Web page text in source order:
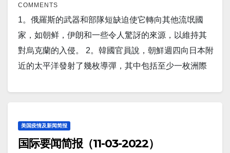
COMMENTS
1。俄羅斯的武器和部隊短缺迫使它轉向其他流氓國
家，如朝鲜，伊朗和一些令人驚訝的來源，以維持其
對烏克蘭的入侵。 2。韓國官員說，朝鮮週四向日本附
近的太平洋發射了幾枚導彈，其中包括至少一枚洲際
問題，而是“何時”宣布的問題。 4。一位官員表示，美
國不排除軍事干預以阻止伊朗獲得核武器。週一上
美国疫情及新闻简报
国际要闻简报（11-03-2022）